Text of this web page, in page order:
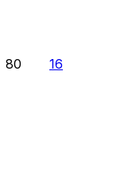
80 16